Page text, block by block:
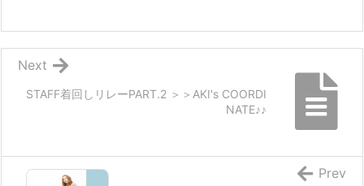
STAFF着回しリレーPART.2 ＞＞AKI's COORDI
NATE♪♪
Next
Prev